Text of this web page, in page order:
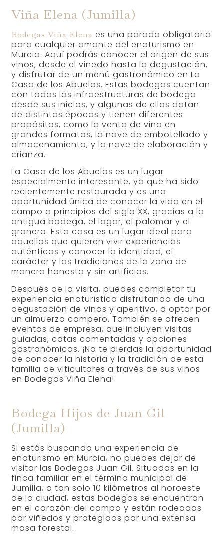
Viña Elena (Jumilla)
Bodegas Viña Elena es una parada obligatoria
para cualquier amante del enoturismo en
Murcia. Aquí podrás conocer el origen de sus
vinos, desde el viñedo hasta la degustación,
y disfrutar de un menú gastronómico en La
Casa de los Abuelos. Estas bodegas cuentan
con todas las infraestructuras de bodega
desde sus inicios, y algunas de ellas datan
de distintas épocas y tienen diferentes
propósitos, como la venta de vino en
grandes formatos, la nave de embotellado y
almacenamiento, y la nave de elaboración y
crianza.
La Casa de los Abuelos es un lugar
especialmente interesante, ya que ha sido
recientemente restaurada y es una
oportunidad única de conocer la vida en el
campo a principios del siglo XX, gracias a la
antigua bodega, el lagar, el palomar y el
granero. Esta casa es un lugar ideal para
aquellos que quieren vivir experiencias
auténticas y conocer la identidad, el
carácter y las tradiciones de la zona de
manera honesta y sin artificios.
Después de la visita, puedes completar tu
experiencia enoturística disfrutando de una
degustación de vinos y aperitivo, o optar por
un almuerzo campero. También se ofrecen
eventos de empresa, que incluyen visitas
guiadas, catas comentadas y opciones
gastronómicas. ¡No te pierdas la oportunidad
de conocer la historia y la tradición de esta
familia de viticultores a través de sus vinos
en Bodegas Viña Elena!
Bodega Hijos de Juan Gil
(Jumilla)
Si estás buscando una experiencia de
enoturismo en Murcia, no puedes dejar de
visitar las Bodegas Juan Gil. Situadas en la
finca familiar en el término municipal de
Jumilla, a tan solo 10 kilómetros al noroeste
de la ciudad, estas bodegas se encuentran
en el corazón del campo y están rodeadas
por viñedos y protegidas por una extensa
masa forestal.